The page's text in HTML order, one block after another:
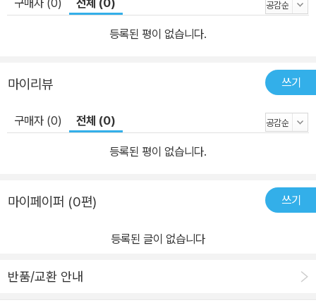
구매자 (0) 전체 (0)
등록된 평이 없습니다.
마이리뷰 쓰기
구매자 (0) 전체 (0)
등록된 평이 없습니다.
마이페이퍼 (0편) 쓰기
등록된 글이 없습니다
반품/교환 안내